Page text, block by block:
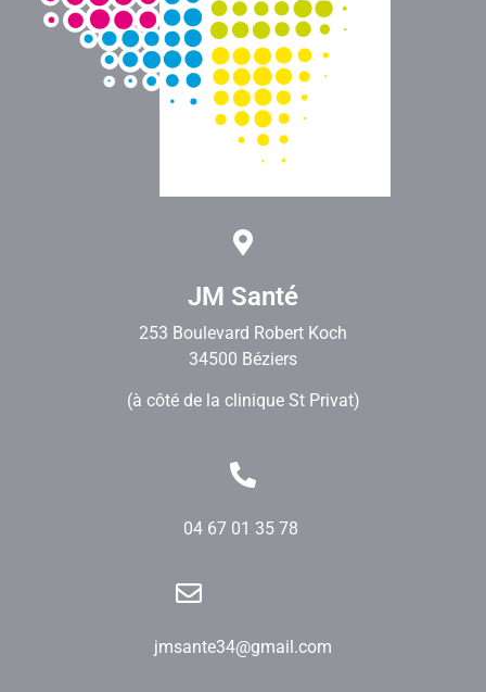
JM Santé
253 Boulevard Robert Koch
34500 Béziers
(à côté de la clinique St Privat)
04 67 01 35 78
jmsante34@gmail.com